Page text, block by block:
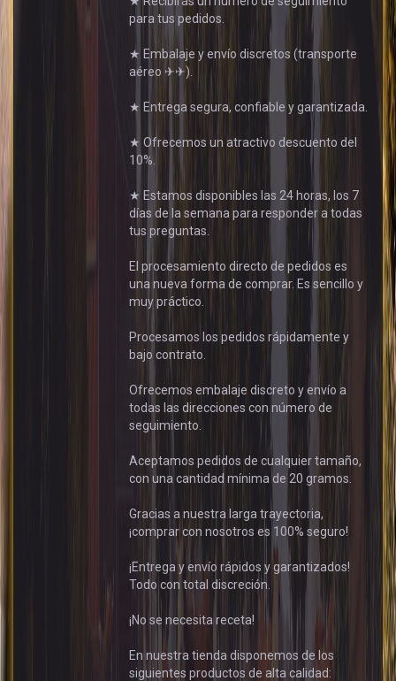
para tus pedidos.
★ Embalaje y envío discretos (transporte
aéreo ✈✈).
★ Entrega segura, confiable y garantizada.
★ Ofrecemos un atractivo descuento del
10%.
★ Estamos disponibles las 24 horas, los 7
días de la semana para responder a todas
tus preguntas.
El procesamiento directo de pedidos es
una nueva forma de comprar. Es sencillo y
muy práctico.
Procesamos los pedidos rápidamente y
bajo contrato.
Ofrecemos embalaje discreto y envío a
todas las direcciones con número de
seguimiento.
Aceptamos pedidos de cualquier tamaño,
con una cantidad mínima de 20 gramos.
Gracias a nuestra larga trayectoria,
¡comprar con nosotros es 100% seguro!
¡Entrega y envío rápidos y garantizados!
Todo con total discreción.
¡No se necesita receta!
En nuestra tienda disponemos de los
siguientes productos de alta calidad: